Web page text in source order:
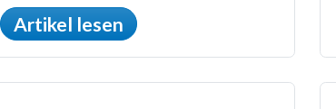
Artikel lesen